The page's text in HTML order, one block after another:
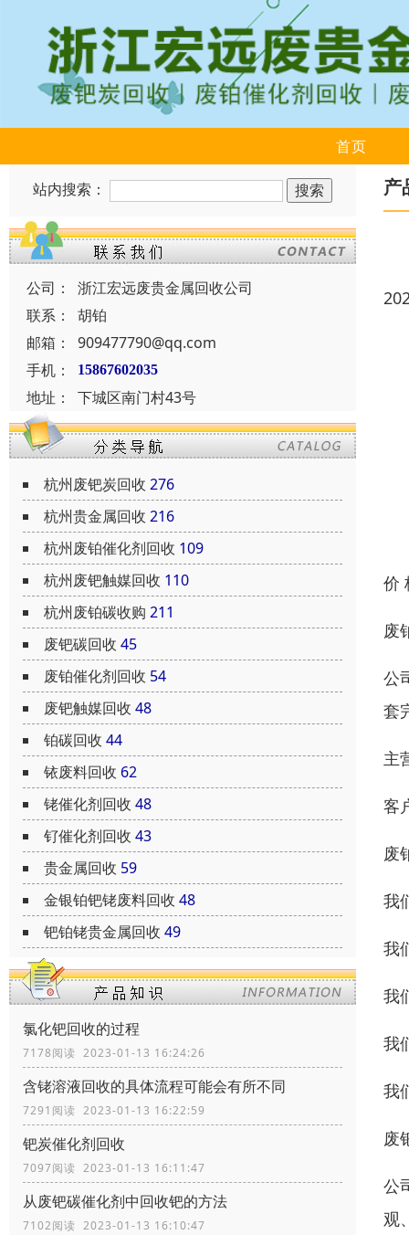
首页
站内搜索：
公司：
浙江宏远废贵金属回收公司
联系：
胡铂
邮箱：
909477790@qq.com
手机：
15867602035
地址： 下城区南门村43号
杭州废钯炭回收 276
杭州贵金属回收 216
杭州废铂催化剂回收 109
杭州废钯触媒回收 110
杭州废铂碳收购 211
废钯碳回收 45
废铂催化剂回收 54
废钯触媒回收 48
铂碳回收 44
铱废料回收 62
铑催化剂回收 48
钌催化剂回收 43
贵金属回收 59
金银铂钯铑废料回收 48
钯铂铑贵金属回收 49
氯化钯回收的过程
7178阅读 2023-01-13 16:24:26
含铑溶液回收的具体流程可能会有所不同
7291阅读 2023-01-13 16:22:59
钯炭催化剂回收
7097阅读 2023-01-13 16:11:47
从废钯碳催化剂中回收钯的方法
7102阅读 2023-01-13 16:10:47
产
价
废
公
套
主
客
废
我
我
我
我
我
废
公
观